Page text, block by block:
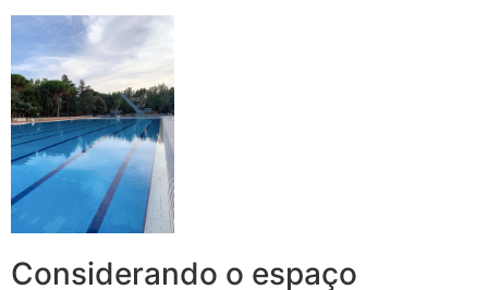
Considerando o espaço